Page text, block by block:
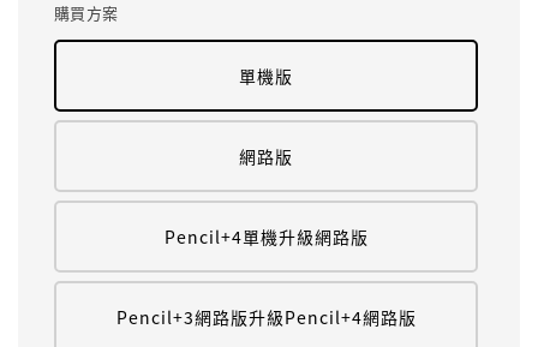
購買方案
單機版
網路版
Pencil+4單機升級網路版
Pencil+3網路版升級Pencil+4網路版